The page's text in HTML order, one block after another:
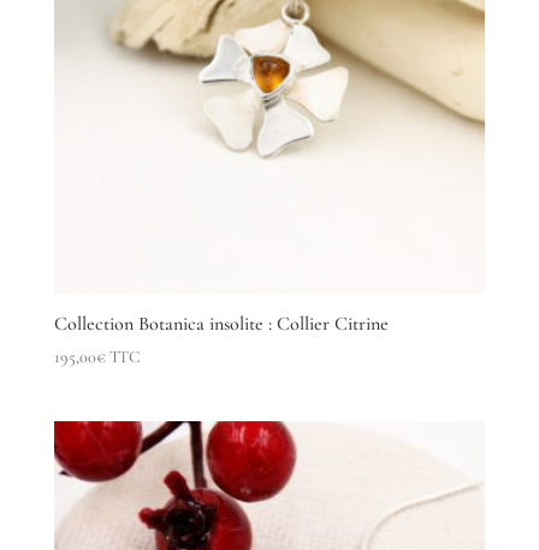
Collection Botanica insolite : Collier Citrine
195,00€TTC